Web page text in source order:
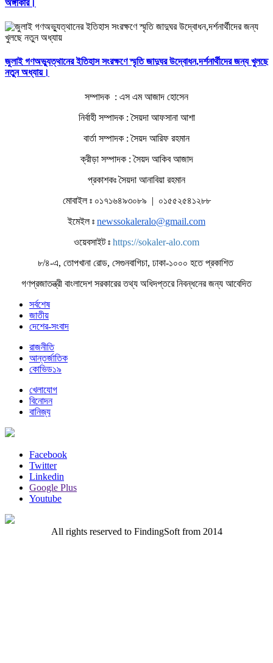
অঙ্গীকার।
জুলাই গণঅভ্যুত্থানের ইতিহাস সংরক্ষণে স্মৃতি জাদুঘর উদ্বোধন,দর্শনার্থীদের জন্য খুলছে
নতুন অধ্যায়।
সম্পাদক : এস এম আজাদ হোসেন
নির্বাহী সম্পাদক : সৈয়দা আফসানা আশা
বার্তা সম্পাদক : সৈয়দ আরিফ রহমান
ক্রীড়া সম্পাদক : সৈয়দ আকিব আজাদ
প্রকাশকঃ সৈয়দা আনাবিয়া রহমান
মোবাইল ঃ ০১৭১৬৪৯৩০৮৯ | ০১৫৫২৫৪১২৮৮
ইমেইল ঃ newssokaleralo@gmail.com
ওয়েবসাইট ঃ https://sokaler-alo.com
৮/৪-এ, তোপখানা রোড, সেগুনবাগিচা, ঢাকা-১০০০ হতে প্রকাশিত
গণপ্রজাতন্ত্রী বাংলাদেশ সরকারের তথ্য অধিদপ্তরে নিবন্ধনের জন্য আবেদিত
সর্বশেষ
জাতীয়
দেশের-সংবাদ
রাজনীতি
আন্তর্জাতিক
কোভিড১৯
খেলাযোগ
বিনোদন
বানিজ্য
Facebook
Twitter
Linkedin
Google Plus
Youtube
All rights reserved to FindingSoft from 2014